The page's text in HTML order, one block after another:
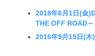
2018年6月1日(金
THE OFF ROAD
2016年9月15日(木